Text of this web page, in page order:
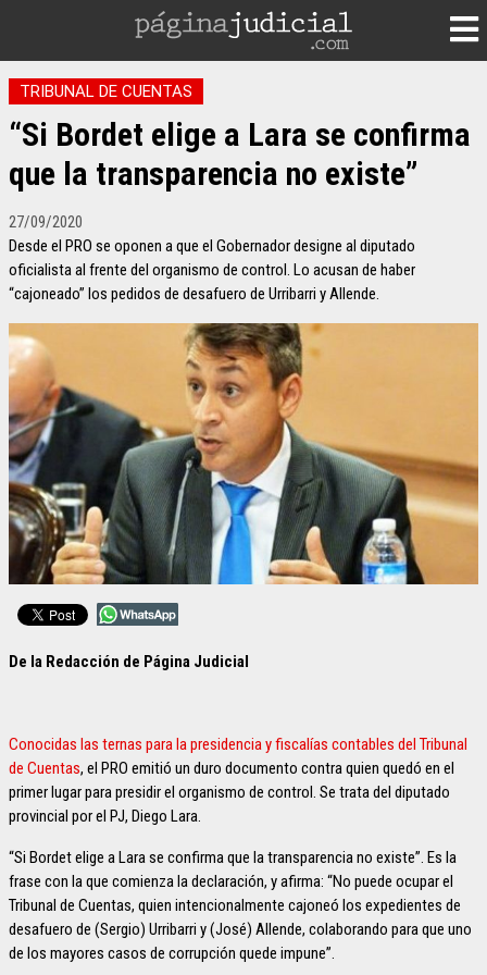
TRIBUNAL DE CUENTAS
“Si Bordet elige a Lara se confirma
que la transparencia no existe”
27/09/2020
Desde el PRO se oponen a que el Gobernador designe al diputado
oficialista al frente del organismo de control. Lo acusan de haber
“cajoneado” los pedidos de desafuero de Urribarri y Allende.
De la Redacción de Página Judicial
Conocidas las ternas para la presidencia y fiscalías contables del Tribunal
de Cuentas, el PRO emitió un duro documento contra quien quedó en el
primer lugar para presidir el organismo de control. Se trata del diputado
provincial por el PJ, Diego Lara.
“Si Bordet elige a Lara se confirma que la transparencia no existe”. Es la
frase con la que comienza la declaración, y afirma: “No puede ocupar el
Tribunal de Cuentas, quien intencionalmente cajoneó los expedientes de
desafuero de (Sergio) Urribarri y (José) Allende, colaborando para que uno
de los mayores casos de corrupción quede impune”.